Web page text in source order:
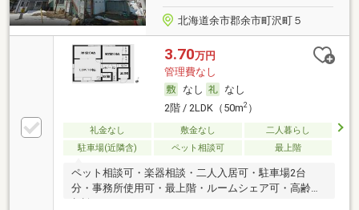
北海道余市郡余市町沢町５
3.70万円
管理費なし
なし
なし
2階 / 2LDK（50m2）
礼金なし 敷金なし
二人暮らし
駐車場(近隣含)
ペット相談可 最上階
ペット相談可・楽器相談・二人入居可・駐車場2台
分・事務所使用可・最上階・ルームシェア可・高齢者